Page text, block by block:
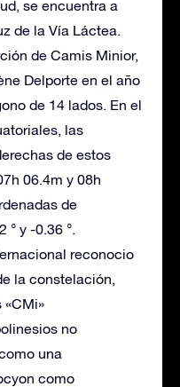
se encuentra a
de la Vía Láctea.
de Camis Minior,
Delporte en el año
de 14 lados. En el
las
de estos
06.4m y 08h
de
° y -0.36 °.
reconocio
la constelación,
«CMi»
no
una
como